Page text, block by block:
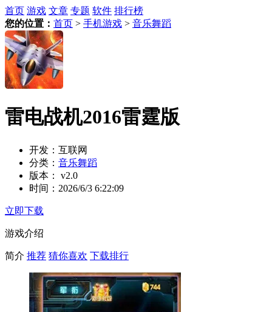
首页 游戏 文章 专题 软件 排行榜
您的位置： 首页 > 手机游戏 > 音乐舞蹈
雷电战机2016雷霆版
开发： 互联网
分类： 音乐舞蹈
版本：
v2.0
时间： 2026/6/3 6:22:09
立即下载
游戏介绍
简介 推荐 猜你喜欢 下载排行